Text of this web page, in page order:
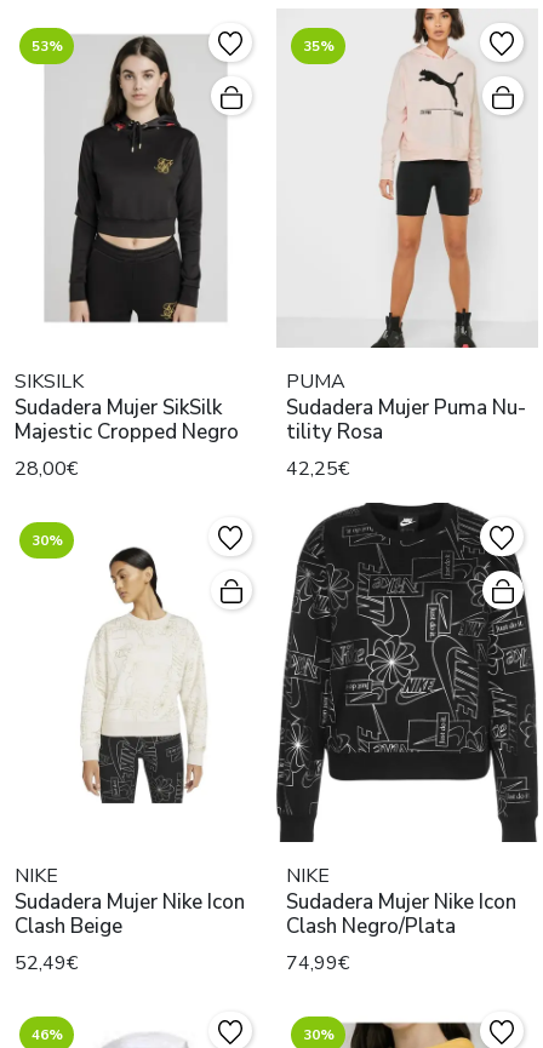
53%
SIKSILK
Sudadera Mujer SikSilk
Majestic Cropped Negro
28,00€
35%
PUMA
Sudadera Mujer Puma Nu-
tility Rosa
42,25€
30%
NIKE
Sudadera Mujer Nike Icon
Clash Beige
52,49€
NIKE
Sudadera Mujer Nike Icon
Clash Negro/Plata
74,99€
46% 30%